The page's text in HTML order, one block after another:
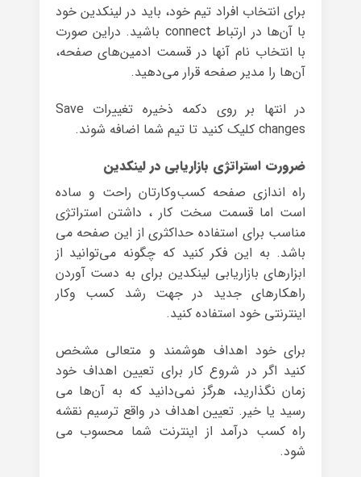
برای انتخاب افراد تیم خود، باید در لینکدین خود
با آن‌ها در ارتباط connect باشید. دراین صورت
با انتخاب نام آنها در قسمت ادمین‌های صفحه،
آن‌ها را مدیر صفحه قرار می‌دهید.
در انتها بر روی دکمه ذخیره تغییرات Save
changes کلیک کنید تا تیم شما اضافه شوند.
ضرورت استراتژی بازاریابی در لینکدین
راه اندازی صفحه کسب‌وکارتان راحت و ساده
است اما قسمت سخت کار ، داشتن استراتژی
مناسب برای استفاده حداکثری از این صفحه می
باشد. به این فکر کنید که چگونه می‌توانید از
ابزارهای بازاریابی لینکدین برای به دست آوردن
راهکارهای جدید در جهت رشد کسب وکار
اینترنتی خود استفاده کنید.
برای خود اهداف هوشمند و متعالی مشخص
کنید اگر در شروع کار برای تعیین اهداف خود
زمان نگذارید، هرگز نمی‌دانید که به آن‌ها می
رسید یا خیر. تعیین اهداف در واقع ترسیم نقشه
راه کسب درآمد از اینترنت شما محسوب می
شود.